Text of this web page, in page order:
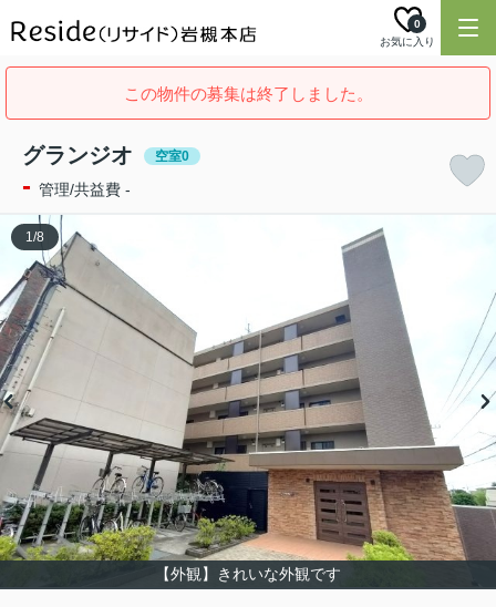
お気に入り
0
この物件の募集は終了しました。
グランジオ 空室0
- 管理/共益費 -
【外観】きれいな外観です
1/8